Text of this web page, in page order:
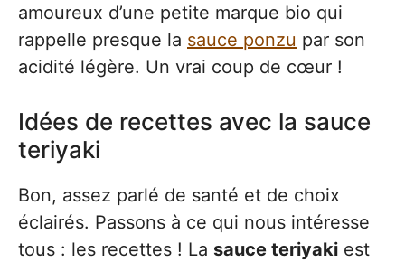
amoureux d’une petite marque bio qui
rappelle presque la sauce ponzu par son
acidité légère. Un vrai coup de cœur !
Idées de recettes avec la sauce
teriyaki
Bon, assez parlé de santé et de choix
éclairés. Passons à ce qui nous intéresse
tous : les recettes ! La sauce teriyaki est